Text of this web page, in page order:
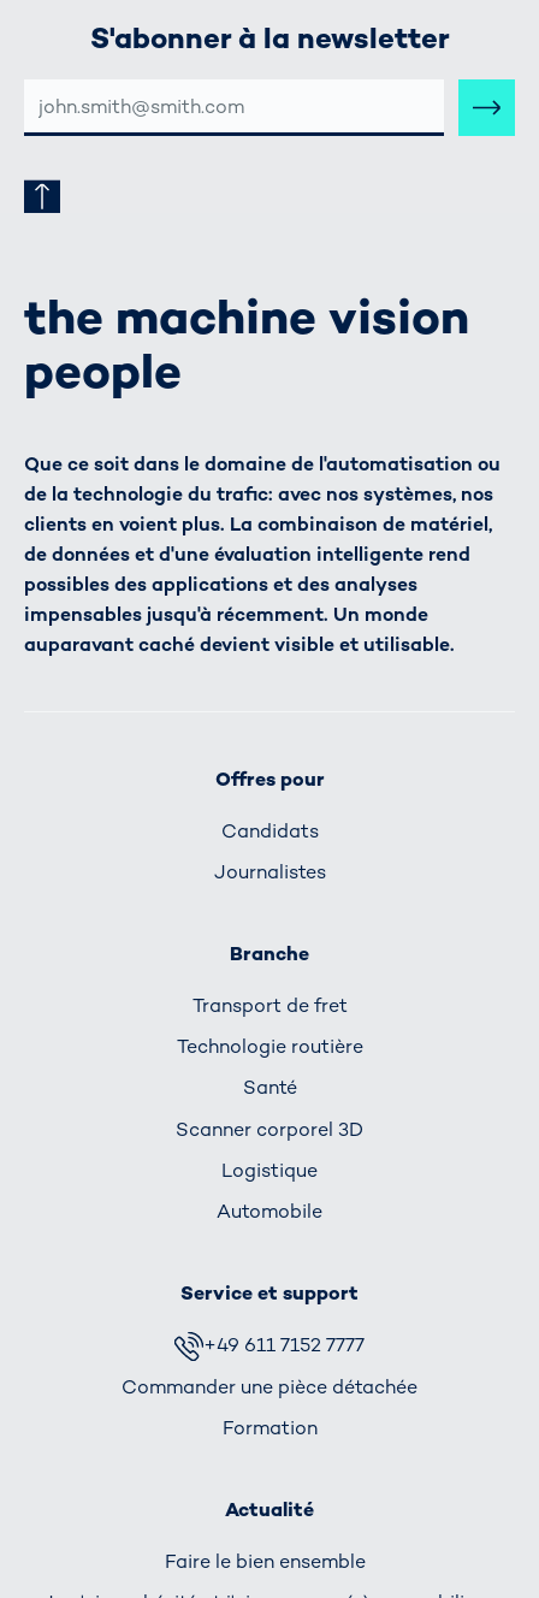
S'abonner à la newsletter
MAIL
the machine vision
people
Que ce soit dans le domaine de l'automatisation ou
de la technologie du trafic: avec nos systèmes, nos
clients en voient plus. La combinaison de matériel,
de données et d'une évaluation intelligente rend
possibles des applications et des analyses
impensables jusqu'à récemment. Un monde
auparavant caché devient visible et utilisable.
Offres pour
Candidats
Journalistes
Branche
Transport de fret
Technologie routière
Santé
Scanner corporel 3D
Logistique
Automobile
Service et support
+49 611 7152 7777
Commander une pièce détachée
Formation
Actualité
Faire le bien ensemble